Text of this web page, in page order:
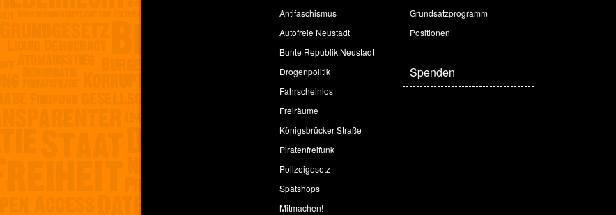
Antifaschismus
Autofreie Neustadt
Bunte Republik Neustadt
Drogenpolitik
Fahrscheinlos
Freiräume
Königsbrücker Straße
Piratenfreifunk
Polizeigesetz
Spätshops
Mitmachen!
Grundsatzprogramm
Positionen
Spenden